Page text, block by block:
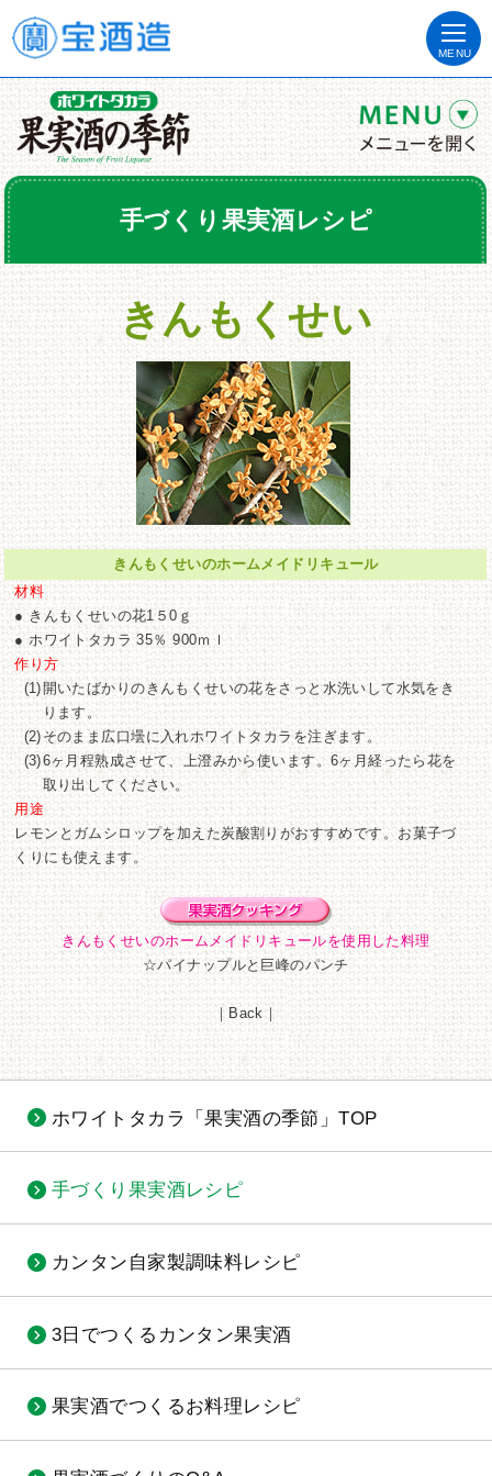
MENU
手づくり果実酒レシピ
きんもくせい
きんもくせいのホームメイドリキュール
材料
● きんもくせいの花1５0ｇ
● ホワイトタカラ 35％ 900ｍｌ
作り方
(1) 開いたばかりのきんもくせいの花をさっと水洗いして水気をき
ります。
(2)そのまま広口壜に入れホワイトタカラを注ぎます。
(3)6ヶ月程熟成させて、上澄みから使います。6ヶ月経ったら花を
取り出してください。
用途
レモンとガムシロップを加えた炭酸割りがおすすめです。お菓子づ
くりにも使えます。
きんもくせいのホームメイドリキュールを使用した料理
☆パイナップルと巨峰のパンチ
｜Back｜
ホワイトタカラ「果実酒の季節」TOP
手づくり果実酒レシピ
カンタン自家製調味料レシピ
3日でつくるカンタン果実酒
果実酒でつくるお料理レシピ